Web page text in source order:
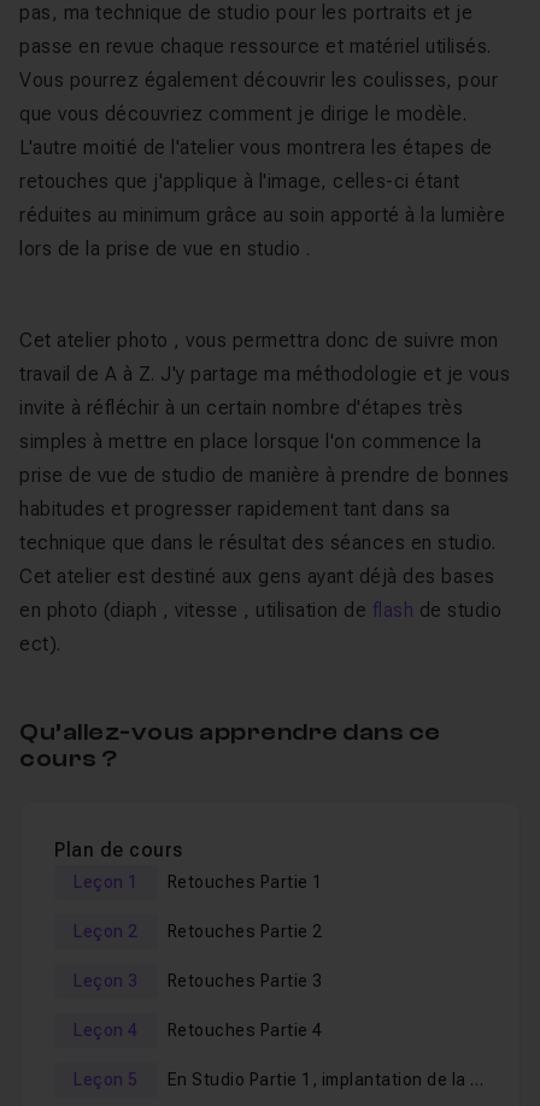
pas, ma technique de studio pour les portraits et je
passe en revue chaque ressource et matériel utilisés.
Vous pourrez également découvrir les coulisses, pour
que vous découvriez comment je dirige le modèle.
L'autre moitié de l'atelier vous montrera les étapes de
retouches que j'applique à l'image, celles-ci étant
réduites au minimum grâce au soin apporté à la lumière
lors de la prise de vue en studio .
Cet atelier photo , vous permettra donc de suivre mon
travail de A à Z. J'y partage ma méthodologie et je vous
invite à réfléchir à un certain nombre d'étapes très
simples à mettre en place lorsque l'on commence la
prise de vue de studio de manière à prendre de bonnes
habitudes et progresser rapidement tant dans sa
technique que dans le résultat des séances en studio.
Cet atelier est destiné aux gens ayant déjà des bases
en photo (diaph , vitesse , utilisation de flash de studio
ect).
Qu’allez-vous apprendre dans ce
cours ?
Plan de cours
Leçon 1 Retouches Partie 1
Leçon 2 Retouches Partie 2
Leçon 3 Retouches Partie 3
Leçon 4 Retouches Partie 4
Leçon 5 En Studio Partie 1, implantation de la lumière, mesure de la lumière et premier test